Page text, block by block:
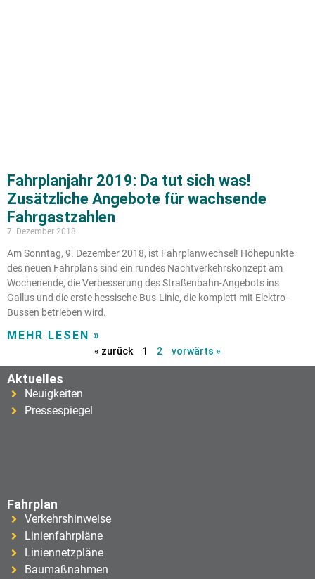
Fahrplanjahr 2019: Da tut sich was!
Zusätzliche Angebote für wachsende
Fahrgastzahlen
7. Dezember 2018
Am Sonntag, 9. Dezember 2018, ist Fahrplanwechsel! Höhepunkte
des neuen Fahrplans sind ein rundes Nachtverkehrskonzept am
Wochenende, die Verbesserung des Straßenbahn-Angebots ins
Gallus und die erste hessische Bus-Linie, die komplett mit Elektro-
Bussen betrieben wird.
MEHR LESEN »
« zurück 1 2 vorwärts »
Aktuelles
Neuigkeiten
Pressespiegel
Fahrplan
Verkehrshinweise
Linienfahrpläne
Liniennetzpläne
Baumaßnahmen